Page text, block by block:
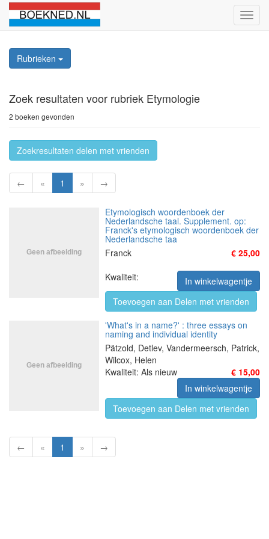
Rubrieken
Zoek resultaten voor rubriek Etymologie
2 boeken gevonden
Zoekresultaten delen met vrienden
← « 1 » →
Etymologisch woordenboek der
Nederlandsche taal. Supplement. op:
Franck's etymologisch woordenboek der
Nederlandsche taa
Franck
€ 25,00
Kwaliteit:
In winkelwagentje
Toevoegen aan Delen met vrienden
'What's in a name?' : three essays on
naming and individual identity
Pätzold, Detlev, Vandermeersch, Patrick,
Wilcox, Helen
€ 15,00
Kwaliteit: Als nieuw
In winkelwagentje
Toevoegen aan Delen met vrienden
← « 1 » →